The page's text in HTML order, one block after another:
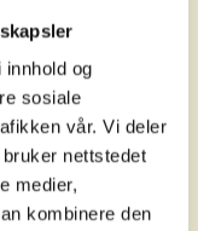
og
sosiale
vår. Vi deler
nettstedet
medier,
kombinere den